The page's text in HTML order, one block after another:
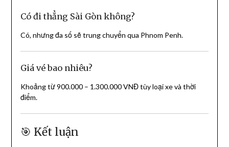
Có đi thẳng Sài Gòn không?
Có, nhưng đa số sẽ trung chuyển qua Phnom Penh.
Giá vé bao nhiêu?
Khoảng từ 900.000 – 1.300.000 VNĐ tùy loại xe và thời
điểm.
🎯 Kết luận